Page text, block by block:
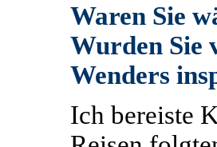
Waren Sie
Wurden Sie
Wenders
Ich bereiste